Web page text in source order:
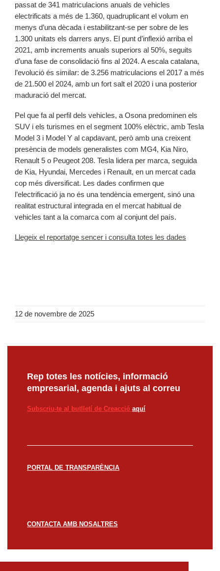
passat de 341 matriculacions anuals de vehicles
electrificats a més de 1.360, quadruplicant el volum en
menys d’una dècada i estabilitzant-se per sobre de les
1.300 unitats els darrers anys. El punt d’inflexió arriba el
2021, amb increments anuals superiors al 50%, seguits
d’una fase de consolidació fins al 2024. A escala catalana,
l’evolució és similar: de 3.256 matriculacions el 2017 a més
de 21.500 el 2024, amb un fort salt el 2020 i una posterior
maduració del mercat.
Pel que fa al perfil dels vehicles, a Osona predominen els
SUV i els turismes en el segment 100% elèctric, amb Tesla
Model 3 i Model Y al capdavant, però amb una creixent
presència de models generalistes com MG4, Kia Niro,
Renault 5 o Peugeot 208. Tesla lidera per marca, seguida
de Kia, Hyundai, Mercedes i Renault, en un mercat cada
cop més diversificat. Les dades confirmen que
l’electrificació ja no és una tendència emergent, sinó una
realitat estructural integrada en el mercat habitual de
vehicles tant a la comarca com al conjunt del país.
Llegeix el reportatge sencer i consulta totes les dades
12 de novembre de 2025
Rep totes les notícies, informació
empresarial, agenda i ajuts al correu
Subscriu-te al butlletí de Creacció aquí
PORTAL DE TRANSPARÈNCIA
CONTACTA AMB NOSALTRES